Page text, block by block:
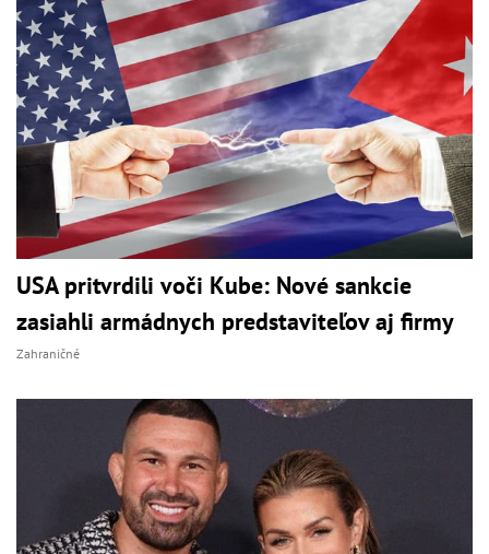
USA pritvrdili voči Kube: Nové sankcie
zasiahli armádnych predstaviteľov aj firmy
Zahraničné